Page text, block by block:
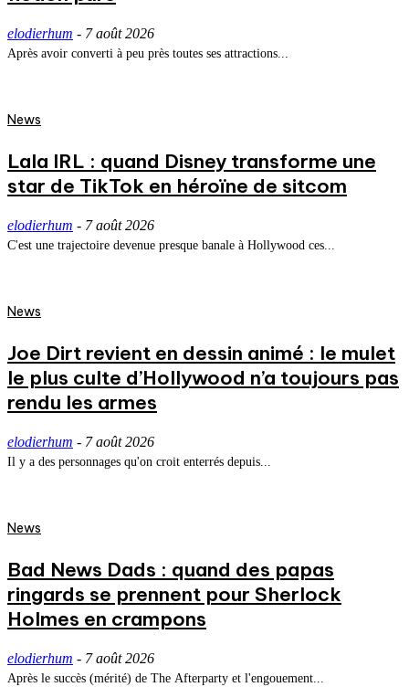
elodierhum - 7 août 2026
Après avoir converti à peu près toutes ses attractions...
News
Lala IRL : quand Disney transforme une
star de TikTok en héroïne de sitcom
elodierhum - 7 août 2026
C'est une trajectoire devenue presque banale à Hollywood ces...
News
Joe Dirt revient en dessin animé : le mulet
le plus culte d’Hollywood n’a toujours pas
rendu les armes
elodierhum - 7 août 2026
Il y a des personnages qu'on croit enterrés depuis...
News
Bad News Dads : quand des papas
ringards se prennent pour Sherlock
Holmes en crampons
elodierhum - 7 août 2026
Après le succès (mérité) de The Afterparty et l'engouement...